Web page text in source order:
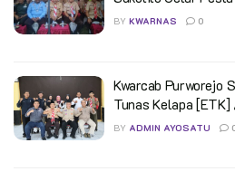
BY KWARNAS 0
Kwarcab Purworejo
Tunas Kelapa
BY ADMIN AYOSATU